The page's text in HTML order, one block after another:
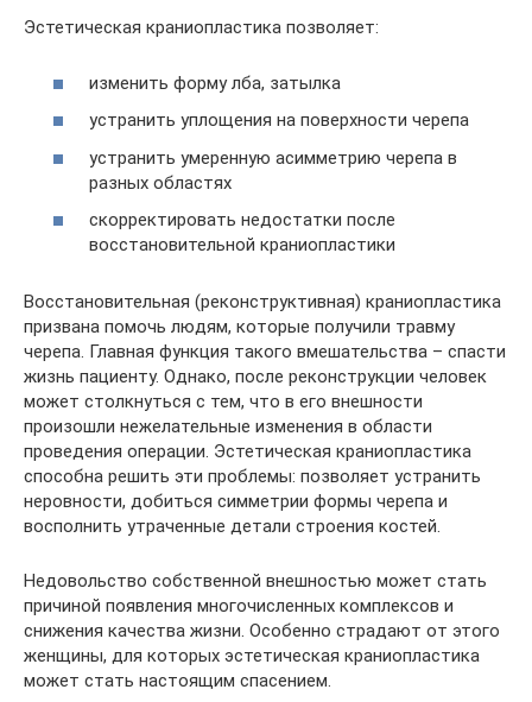
Эстетическая краниопластика позволяет:
изменить форму лба, затылка
устранить уплощения на поверхности черепа
устранить умеренную асимметрию черепа в
разных областях
скорректировать недостатки после
восстановительной краниопластики
Восстановительная (реконструктивная) краниопластика
призвана помочь людям, которые получили травму
черепа. Главная функция такого вмешательства – спасти
жизнь пациенту. Однако, после реконструкции человек
может столкнуться с тем, что в его внешности
произошли нежелательные изменения в области
проведения операции. Эстетическая краниопластика
способна решить эти проблемы: позволяет устранить
неровности, добиться симметрии формы черепа и
восполнить утраченные детали строения костей.
Недовольство собственной внешностью может стать
причиной появления многочисленных комплексов и
снижения качества жизни. Особенно страдают от этого
женщины, для которых эстетическая краниопластика
может стать настоящим спасением.